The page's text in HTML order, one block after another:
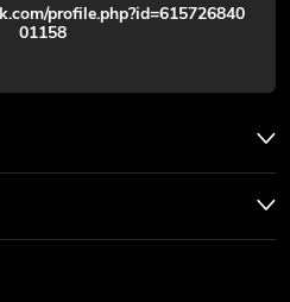
profile.php?id=615726840
01158